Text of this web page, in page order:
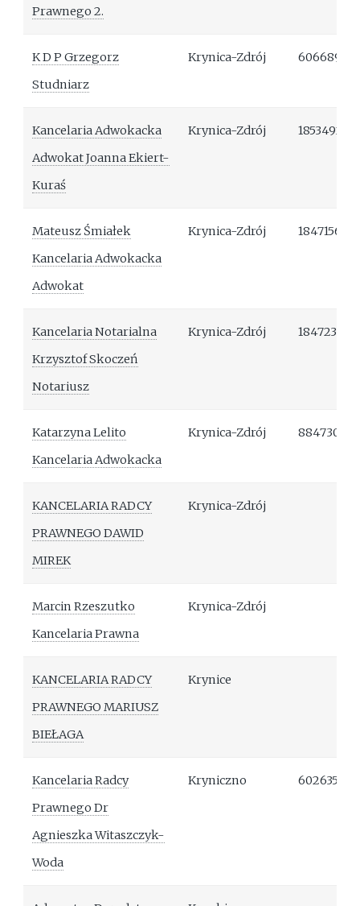
Prawnego 2.
K D P Grzegorz
Studniarz
Krynica-Zdrój
Kancelaria Adwokacka
Adwokat Joanna Ekiert-
Kuraś
Krynica-Zdrój 185349282
Mateusz Śmiałek
Kancelaria Adwokacka
Adwokat
Krynica-Zdrój 184715637
Kancelaria Notarialna
Krzysztof Skoczeń
Notariusz
Krynica-Zdrój 184723721
Katarzyna Lelito
Kancelaria Adwokacka
Krynica-Zdrój 884730730
KANCELARIA RADCY
PRAWNEGO DAWID
MIREK
Krynica-Zdrój
Marcin Rzeszutko
Kancelaria Prawna
Krynica-Zdrój
KANCELARIA RADCY
PRAWNEGO MARIUSZ
BIEŁAGA
Krynice
Kancelaria Radcy
Prawnego Dr
Agnieszka Witaszczyk-
Woda
Kryniczno 602635569